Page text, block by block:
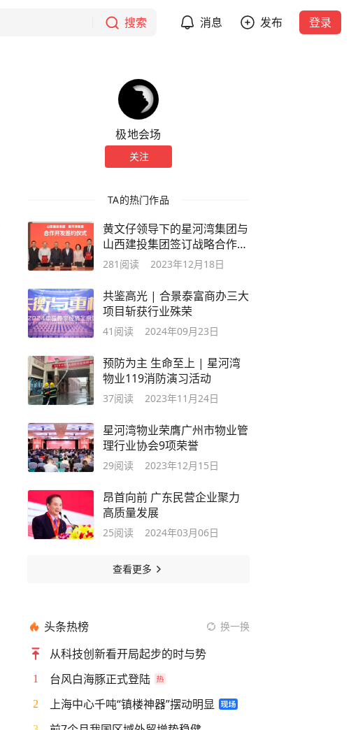
搜索 消息 发布 登录
极地会场
关注
TA的热门作品
黄文仔领导下的星河湾集团与
山西建投集团签订战略合作协
议
281 阅读 2023年12月18日
共鉴高光 | 合景泰富商办三大
项目斩获行业殊荣
41 阅读 2024年09月23日
预防为主 生命至上 | 星河湾
物业119消防演习活动
37阅读 2023年11月24日
星河湾物业荣膺广州市物业管
理行业协会9项荣誉
29阅读 2023年12月15日
昂首向前 广东民营企业聚力
高质量发展
25阅读 2024年03月06日
查看更多
头条热榜 换一换
从科技创新看开局起步的时与势
1 台风白海豚正式登陆
2 上海中心千吨“镇楼神器”摆动明显